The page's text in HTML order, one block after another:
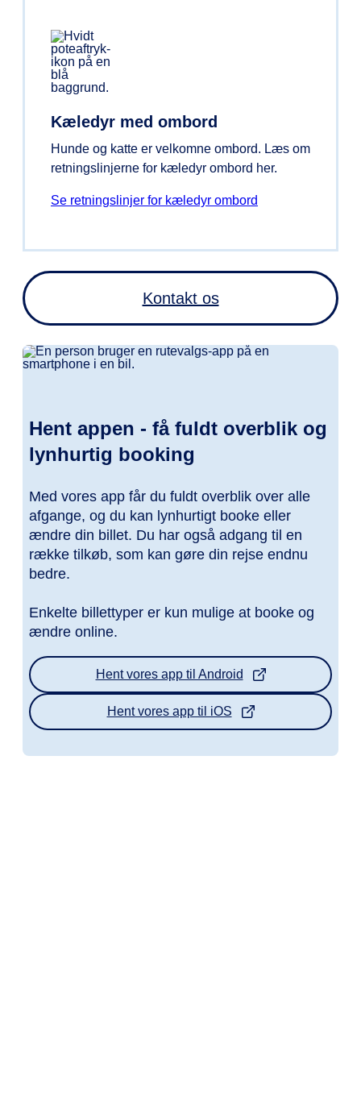
Kæledyr med ombord
Hunde og katte er velkomne ombord. Læs om
retningslinjerne for kæledyr ombord her.
Se retningslinjer for kæledyr ombord
Kontakt os
Hent appen - få fuldt overblik og
lynhurtig booking
Med vores app får du fuldt overblik over alle
afgange, og du kan lynhurtigt booke eller
ændre din billet. Du har også adgang til en
række tilkøb, som kan gøre din rejse endnu
bedre.
Enkelte billettyper er kun mulige at booke og
ændre online.
Hent vores app til Android
Hent vores app til iOS